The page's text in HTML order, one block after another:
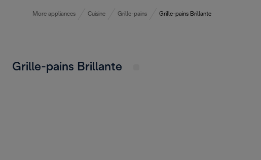
More appliances Cuisine Grille-pains Grille-pains Brillante
Grille-pains Brillante